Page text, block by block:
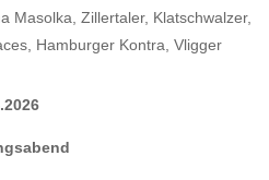
Masolka, Zillertaler, Klatschwalzer,
Hamburger Kontra, Vligger